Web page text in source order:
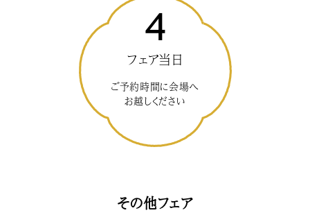
4
フェア当日
ご予約時間に会場へ
お越しください
その他フェア